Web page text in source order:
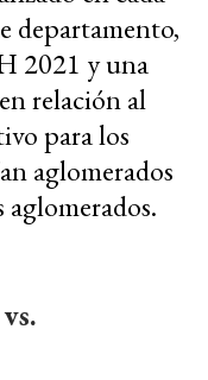
departamento,
2021 y una
relación al
para los
aglomerados